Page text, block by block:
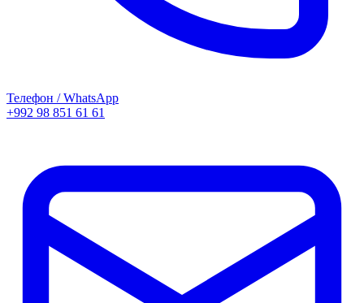
Телефон / WhatsApp
+992 98 851 61 61